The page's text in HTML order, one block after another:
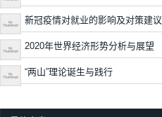
新冠疫情对就业的影响及对策建议
2020年世界经济形势分析与展望
“两山”理论诞生与践行